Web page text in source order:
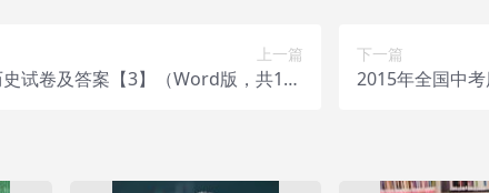
上一篇
试卷及答案【3】（Word版，共134
下一篇
2015年全国中